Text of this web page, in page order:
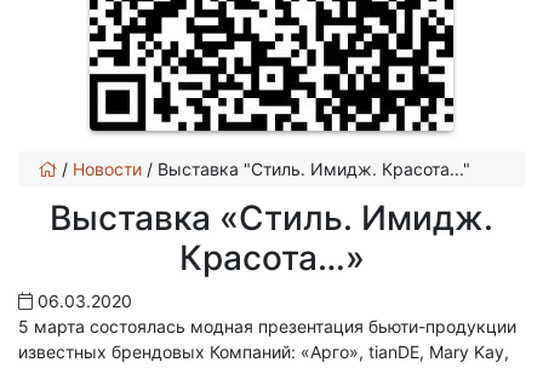
/ Новости / Выставка "Стиль. Имидж. Красота..."
Выставка «Стиль. Имидж.
Красота…»
06.03.2020
5 марта состоялась модная презентация бьюти-продукции
известных брендовых Компаний: «Арго», tianDE, Mary Kay,